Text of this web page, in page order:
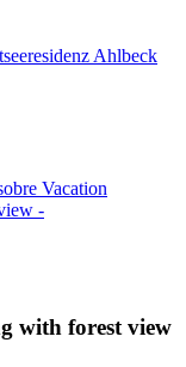
Ahlbeck
Vacation
-
with forest view